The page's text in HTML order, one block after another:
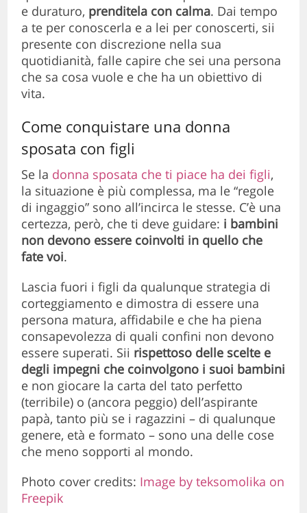
e duraturo, prenditela con calma. Dai tempo
a te per conoscerla e a lei per conoscerti, sii
presente con discrezione nella sua
quotidianità, falle capire che sei una persona
che sa cosa vuole e che ha un obiettivo di
vita.
Come conquistare una donna
sposata con figli
Se la donna sposata che ti piace ha dei figli,
la situazione è più complessa, ma le “regole
di ingaggio” sono all’incirca le stesse. C’è una
certezza, però, che ti deve guidare: i bambini
non devono essere coinvolti in quello che
fate voi.
Lascia fuori i figli da qualunque strategia di
corteggiamento e dimostra di essere una
persona matura, affidabile e che ha piena
consapevolezza di quali confini non devono
essere superati. Sii rispettoso delle scelte e
degli impegni che coinvolgono i suoi bambini
e non giocare la carta del tato perfetto
(terribile) o (ancora peggio) dell’aspirante
papà, tanto più se i ragazzini – di qualunque
genere, età e formato – sono una delle cose
che meno sopporti al mondo.
Photo cover credits: Image by teksomolika on
Freepik